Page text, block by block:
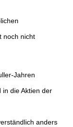
noch nicht
Jahren
in die Aktien der
anders